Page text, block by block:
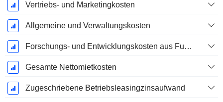
Vertriebs- und Marketingkosten
Allgemeine und Verwaltungskosten
Forschungs- und Entwicklungskosten aus Fußnoten
Gesamte Nettomietkosten
Zugeschriebene Betriebsleasingzinsaufwand